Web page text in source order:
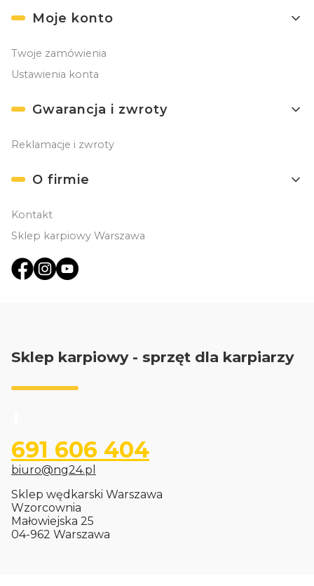
Moje konto
Twoje zamówienia
Ustawienia konta
Gwarancja i zwroty
Reklamacje i zwroty
O firmie
Kontakt
Sklep karpiowy Warszawa
Sklep karpiowy - sprzęt dla karpiarzy
691 606 404
biuro@ng24.pl
Sklep wędkarski Warszawa
Wzorcownia
Małowiejska 25
04-962 Warszawa